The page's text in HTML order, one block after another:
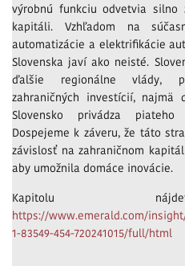
výrobnú funkciu odvetvia silno
kapitáli. Vzhľadom na
automatizácie a elektrifikácie
Slovenska javí ako neisté.
ďalšie regionálne vlády,
zahraničných investícií,
Slovensko privádza piateho
Dospejeme k záveru, že táto
závislosť na zahraničnom
aby umožnila domáce inovácie.
Kapitolu
https://www.emerald.com/
1-83549-454-720241015/full/html